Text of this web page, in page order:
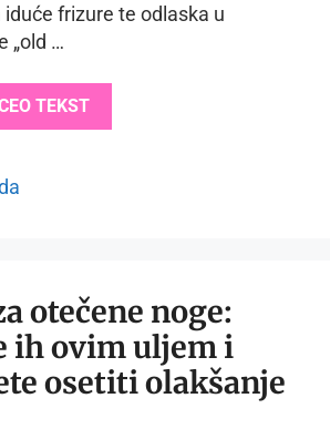
frizure te odlaska u
„old …
TEKST
otečene noge:
ih ovim uljem i
osetiti olakšanje